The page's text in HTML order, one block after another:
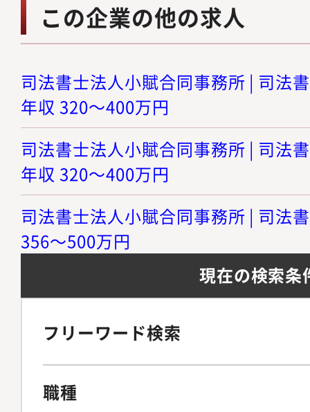
この企業の他の求人
司法書士法人小賦合同事務所 | 司法
年収 320～400万円
司法書士法人小賦合同事務所 | 司法
年収 320～400万円
司法書士法人小賦合同事務所 | 司法
356～500万円
現在の検索条
フリーワード検索
職種